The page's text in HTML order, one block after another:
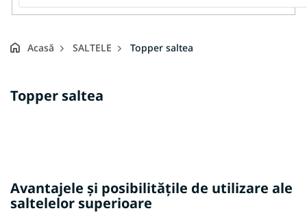
Acasă SALTELE Topper saltea
Topper saltea
Avantajele și posibilitățile de utilizare ale
saltelelor superioare